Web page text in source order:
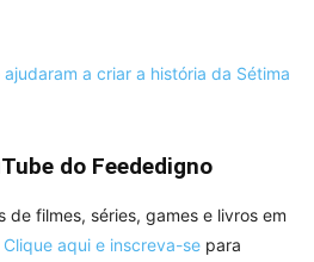
a criar a história da Sétima
do Feededigno
de filmes, séries, games e livros em
Clique aqui e inscreva-se para